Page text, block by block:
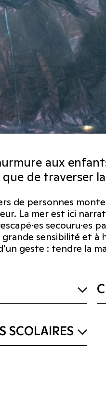
aux
de traverser
de personnes
La mer est ici
secouru·es
sensibilité et à
geste : tendre la
SCOLAIRES